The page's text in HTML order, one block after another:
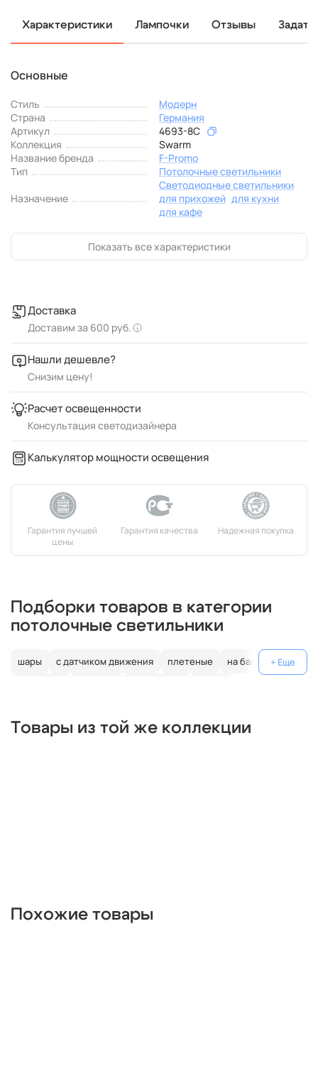
Характеристики Лампочки Отзывы
Основные
Стиль
Модерн
Страна
Германия
Артикул
4693-8C
Коллекция
Swarm
Название бренда
F-Promo
Тип
Потолочные светильники
Светодиодные светильники
Назначение
для прихожей для кухни
для кафе
Показать все характеристики
Доставка
Доставим за 600 руб.
Нашли дешевле?
Снизим цену!
Расчет освещенности
Консультация светодизайнера
Калькулятор мощности освещения
Подборки товаров в категории
потолочные светильники
шары с датчиком движения плетеные
на балкон
дизайнерские
декоративные
гибкие
Товары из той же коллекции
Похожие товары